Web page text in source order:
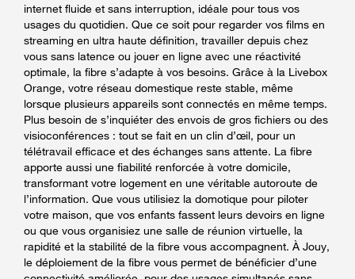
internet fluide et sans interruption, idéale pour tous vos
usages du quotidien. Que ce soit pour regarder vos films en
streaming en ultra haute définition, travailler depuis chez
vous sans latence ou jouer en ligne avec une réactivité
optimale, la fibre s’adapte à vos besoins. Grâce à la Livebox
Orange, votre réseau domestique reste stable, même
lorsque plusieurs appareils sont connectés en même temps.
Plus besoin de s’inquiéter des envois de gros fichiers ou des
visioconférences : tout se fait en un clin d’œil, pour un
télétravail efficace et des échanges sans attente. La fibre
apporte aussi une fiabilité renforcée à votre domicile,
transformant votre logement en une véritable autoroute de
l’information. Que vous utilisiez la domotique pour piloter
votre maison, que vos enfants fassent leurs devoirs en ligne
ou que vous organisiez une salle de réunion virtuelle, la
rapidité et la stabilité de la fibre vous accompagnent. À Jouy,
le déploiement de la fibre vous permet de bénéficier d’une